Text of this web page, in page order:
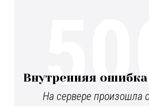
Внутренняя ошибка
На сервере произошла